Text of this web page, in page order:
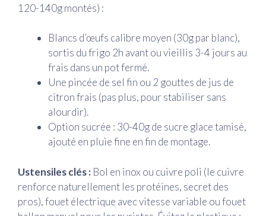
120-140g montés) :
Blancs d’œufs calibre moyen (30g par blanc),
sortis du frigo 2h avant ou vieillis 3-4 jours au
frais dans un pot fermé.
Une pincée de sel fin ou 2 gouttes de jus de
citron frais (pas plus, pour stabiliser sans
alourdir).
Option sucrée : 30-40g de sucre glace tamisé,
ajouté en pluie fine en fin de montage.
Ustensiles clés : Bol en inox ou cuivre poli (le cuivre
renforce naturellement les protéines, secret des
pros), fouet électrique avec vitesse variable ou fouet